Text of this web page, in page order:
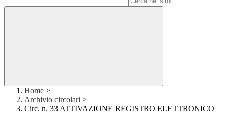
Home >
Archivio circolari >
Circ. n. 33 ATTIVAZIONE REGISTRO ELETTRONICO